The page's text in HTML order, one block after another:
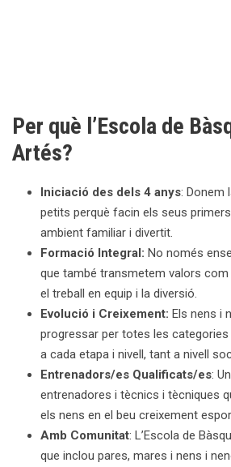
Per què l’Escola de
Artés?
Iniciació des dels 4 anys: Donem
petits perquè facin els seus
ambient familiar i divertit.
Formació Integral: No només
que també transmetem valors com
el treball en equip i la diversió.
Evolució i Creixement: Els nens i
progressar per totes les
a cada etapa i nivell, tant a nivell
Entrenadors/es Qualificats/es:
entrenadores i tècnics i tècniques
els nens en el beu creixement
Amb Comunitat: L’Escola de
que inclou pares, mares i nens i